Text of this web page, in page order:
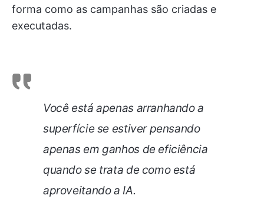
forma como as campanhas são criadas e
executadas.
Você está apenas arranhando a
superfície se estiver pensando
apenas em ganhos de eficiência
quando se trata de como está
aproveitando a IA.